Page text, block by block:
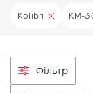
Kolibri KM-
Фільтр
VIDI